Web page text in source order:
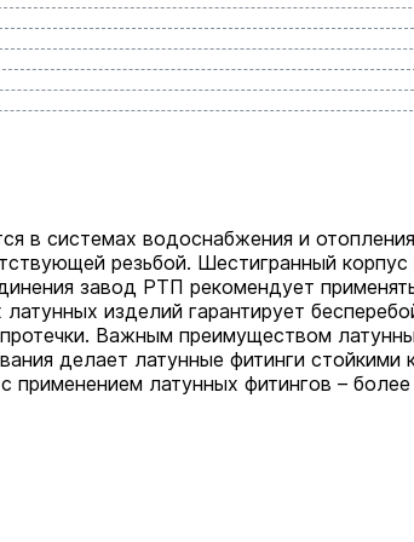
в системах водоснабжения и
резьбой. Шестигранный корпус
завод РТП рекомендует
изделий гарантирует
Важным преимуществом
делает латунные фитинги стойкими
латунных фитингов –